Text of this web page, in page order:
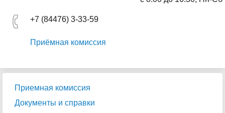
+7 (84476) 3-33-59
Приёмная комиссия
Приемная комиссия
Документы и справки